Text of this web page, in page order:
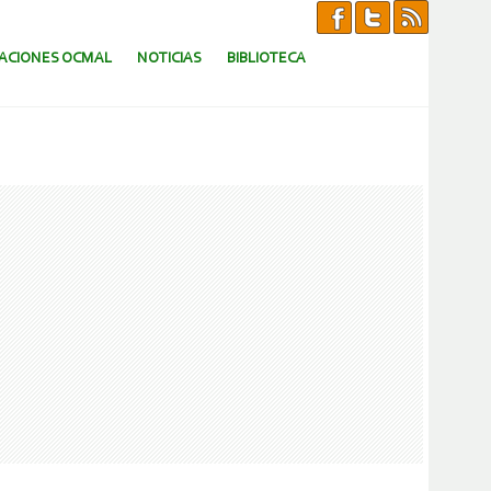
OCMAL NOTICIAS BIBLIOTECA